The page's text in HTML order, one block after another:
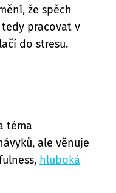
že spěch
pracovat v
do stresu.
téma
ale věnuje
hluboká